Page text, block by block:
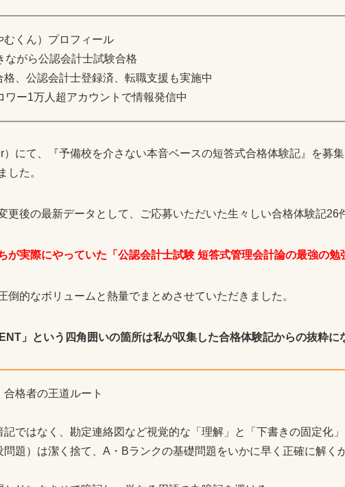
むくん）プロフィール
ながら公認会計士試験合格
格、公認会計士登録済、転職支援も実施中
ワー1万人超アカウントで情報発信中
）にて、『予備校を介さない本音ベースの短答式合格体験記』を募
した。
更後の最新データとして、ご応募いただいた生々しい合格体験記26
が実際にやっていた「公認会計士試験 短答式管理会計論の最強の勉
倒的なボリュームと熱量でまとめさせていただきました。
」という四角囲いの箇所は私が収集した合格体験記からの抜粋に
格者の王道ルート
記ではなく、勘定連絡図など視覚的な「理解」と「下書きの固定化
問題）は潔く捨て、A・Bランクの基礎問題をいかに早く正確に解く